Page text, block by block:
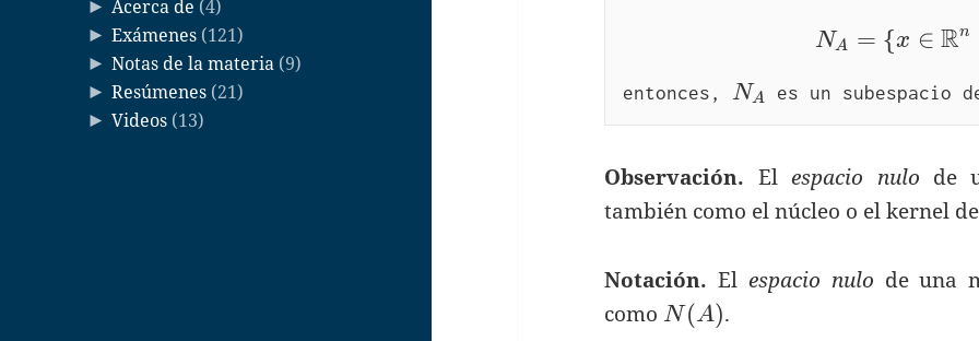
► Acerca de (4)
► Exámenes (121)
► Notas de la materia (9)
► Resúmenes (21)
► Videos (13)
NA = {x ∈ Rn
entonces, N_A
NA es un subespacio
Observación. Elespacio nulo de
también como el núcleo o el kernel
Notación. El espacio nulo de una
comoN(A)
N(A).